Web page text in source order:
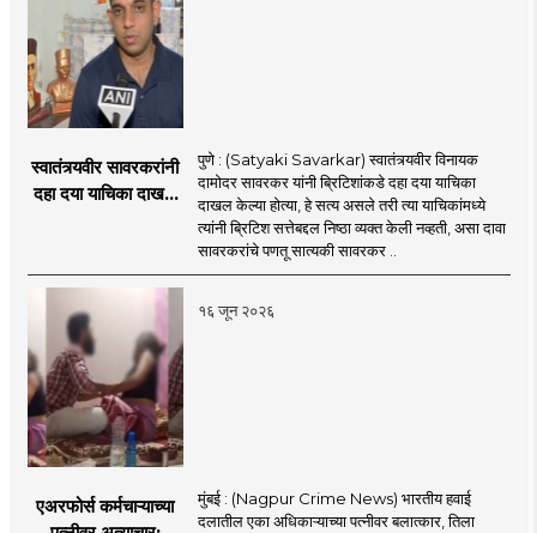
स्वातंत्र्यवीर सावरकरांनी
दहा दया याचिका दाखल
निष्ठा व्यक्त केली नाही’!
पणतू सात्यकी सावरकर
यांनी न्यायालयात सादर
केला दावा
पुणे : (Satyaki Savarkar) स्वातंत्र्यवीर विनायक
दामोदर सावरकर यांनी ब्रिटिशांकडे दहा दया याचिका
दाखल केल्या होत्या, हे सत्य असले तरी त्या याचिकांमध्ये
त्यांनी ब्रिटिश सत्तेबद्दल निष्ठा व्यक्त केली नव्हती, असा दावा
सावरकरांचे पणतू सात्यकी सावरकर ..
१६ जून २०२६
एअरफोर्स कर्मचाऱ्याच्या
मुंबई : (Nagpur Crime News) भारतीय हवाई
दलातील एका अधिकाऱ्याच्या पत्नीवर बलात्कार, तिला